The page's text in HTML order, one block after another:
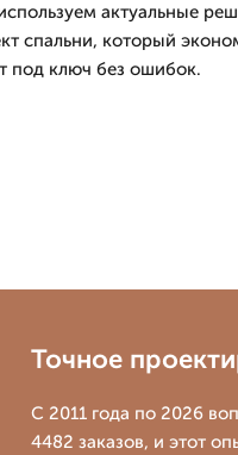
актуальные
спальни, который
под ключ без ошибок.
Точное
С 2011 года по 2026
4482 заказов, и этот